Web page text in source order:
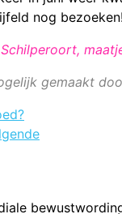
nog bezoeken!
gemaakt